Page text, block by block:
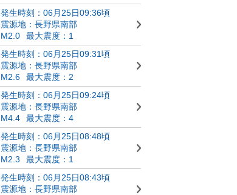
発生時刻：06月25日09:36頃
震源地：長野県南部
M2.0
最大震度：1
発生時刻：06月25日09:31頃
震源地：長野県南部
M2.6
最大震度：2
発生時刻：06月25日09:24頃
震源地：長野県南部
M4.4
最大震度：4
発生時刻：06月25日08:48頃
震源地：長野県南部
M2.3
最大震度：1
発生時刻：06月25日08:43頃
震源地：長野県南部